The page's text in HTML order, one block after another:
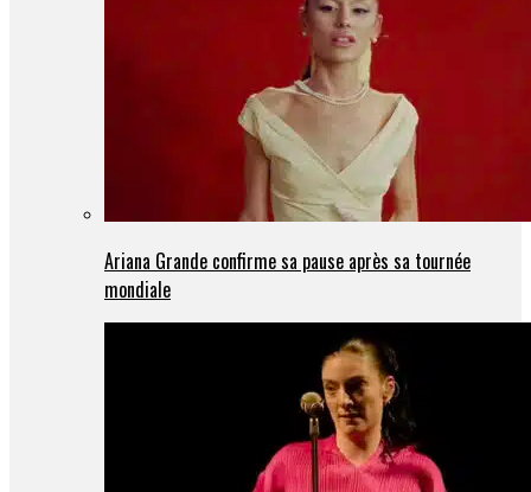
Ariana Grande confirme sa pause après sa tournée
mondiale